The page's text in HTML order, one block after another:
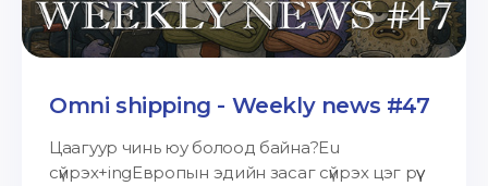
Omni shipping - Weekly news #47
Цаагуур чинь юу болоод байна?Eu
сүйрэх+ingЕвропын эдийн засаг сүйрэх цэг рүү